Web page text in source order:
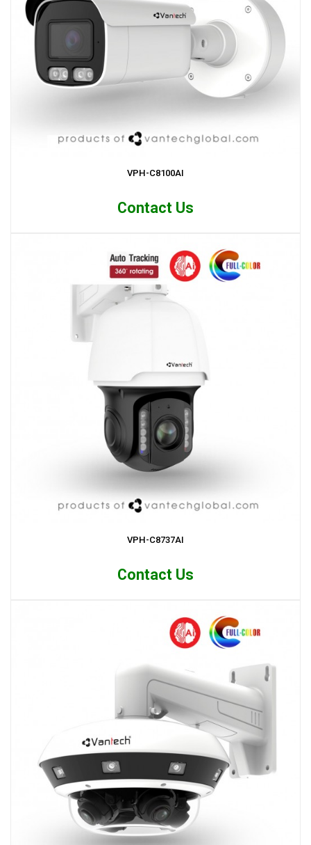
VPH-C8100AI
Contact Us
VPH-C8737AI
Contact Us